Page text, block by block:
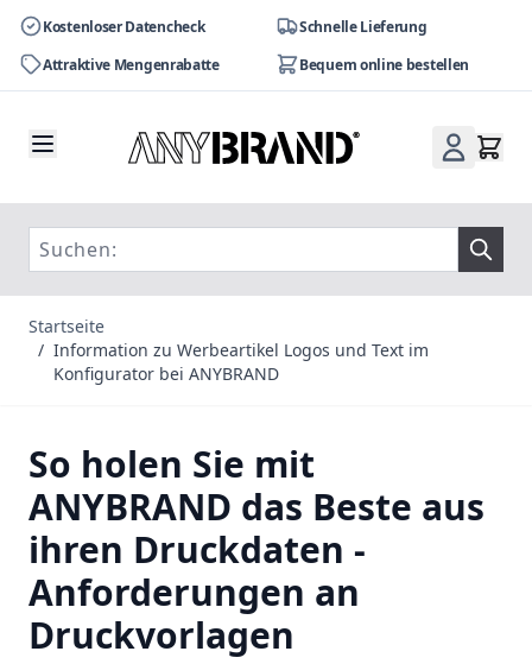
Kostenloser Datencheck
Schnelle Lieferung
Attraktive Mengenrabatte
Bequem online bestellen
Startseite
/ Information zu Werbeartikel Logos und Text im
Konfigurator bei ANYBRAND
So holen Sie mit
ANYBRAND das Beste aus
ihren Druckdaten -
Anforderungen an
Druckvorlagen